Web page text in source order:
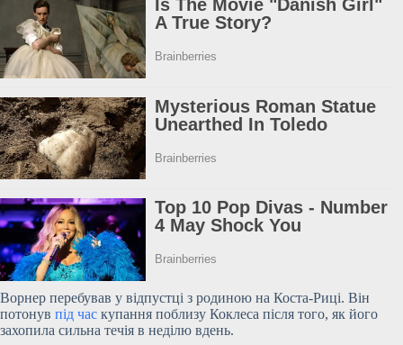
Ворнер перебував у відпустці з родиною на Коста-Риці. Він
потонув під час купання поблизу Коклеса після того, як його
захопила сильна течія в неділю вдень.